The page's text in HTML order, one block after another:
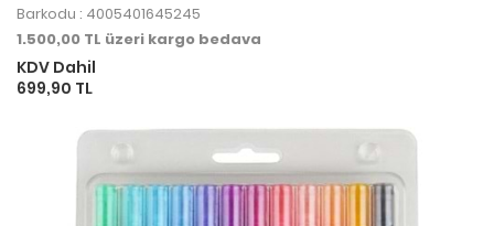
Barkodu : 4005401645245
1.500,00 TL üzeri kargo bedava
KDV Dahil
699,90 TL